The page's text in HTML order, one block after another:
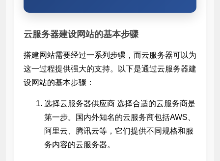
云服务器建设网站的基本步骤
搭建网站需要经过一系列步骤，而云服务器可以为
这一过程提供强大的支持。以下是通过云服务器建
设网站的基本步骤：
选择云服务器供应商 选择合适的云服务商是
第一步。国内外知名的云服务商包括AWS、
阿里云、腾讯云等，它们提供不同规格和服
务内容的云服务器。